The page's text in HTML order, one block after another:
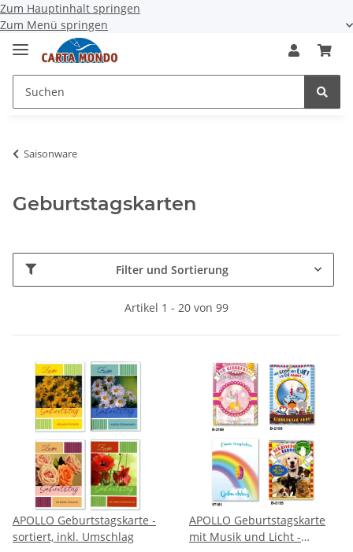
Zum Hauptinhalt springen
Zum Menü springen
Saisonware
Geburtstagskarten
Filter und Sortierung
Artikel 1 - 20 von 99
APOLLO Geburtstagskarte -
sortiert, inkl. Umschlag
APOLLO Geburtstagskarte
mit Musik und Licht -